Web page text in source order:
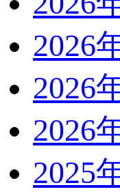
2026
2026
2026
2025